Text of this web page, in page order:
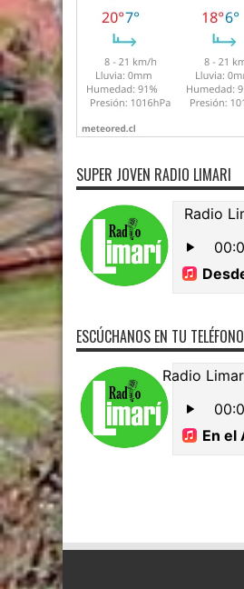
SUPER JOVEN RADIO LIMARI
ESCÚCHANOS EN TU TELÉFONO